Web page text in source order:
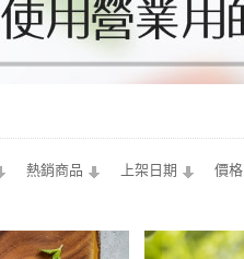
熱銷商品 上架日期 價格